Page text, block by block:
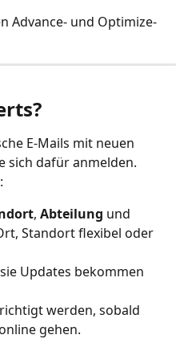
Advance- und Optimize-
E-Mails mit neuen
sich dafür anmelden.
, Abteilung und
Standort flexibel oder
Updates bekommen
werden, sobald
gehen.